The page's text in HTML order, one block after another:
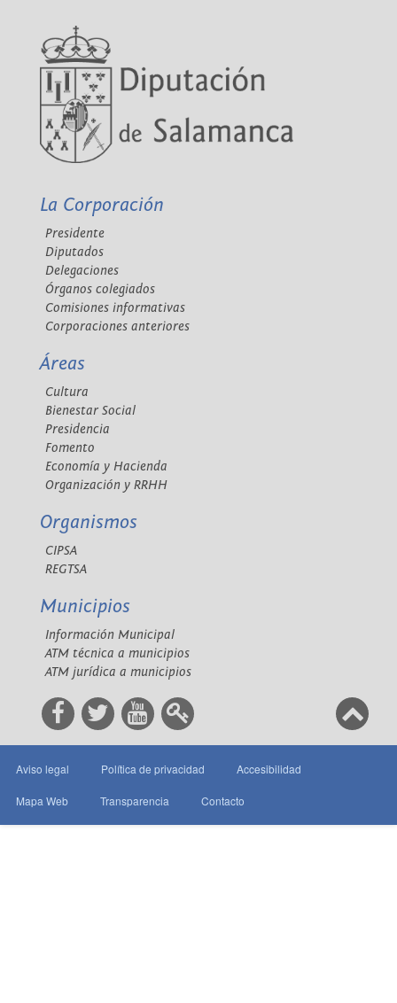
La Corporación
Presidente
Diputados
Delegaciones
Órganos colegiados
Comisiones informativas
Corporaciones anteriores
Áreas
Cultura
Bienestar Social
Presidencia
Fomento
Economía y Hacienda
Organización y RRHH
Organismos
CIPSA
REGTSA
Municipios
Información Municipal
ATM técnica a municipios
ATM jurídica a municipios
Aviso legal Política de privacidad Accesibilidad
Mapa Web Transparencia Contacto